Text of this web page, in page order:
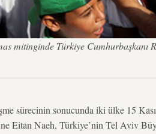
mitinginde Türkiye
sürecinin sonucunda iki ülke 15
Eitan Naeh, Türkiye’nin Tel Aviv